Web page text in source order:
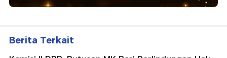
Berita Terkait